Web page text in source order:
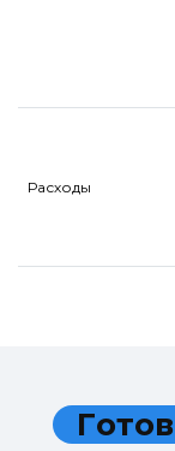
Расходы
Готов